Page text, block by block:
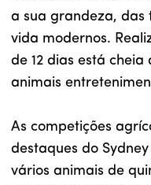
a sua grandeza, das
vida modernos.
de 12 dias está
animais
As competições
destaques do
vários animais de